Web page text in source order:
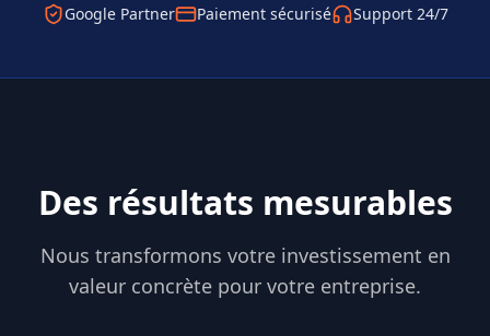
Google Partner Paiement sécurisé Support 24/7
Des résultats mesurables
Nous transformons votre investissement en
valeur concrète pour votre entreprise.